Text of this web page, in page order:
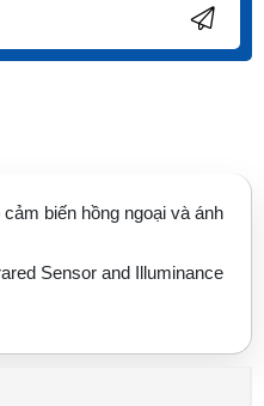
biến hồng ngoại và ánh
Sensor and Illuminance